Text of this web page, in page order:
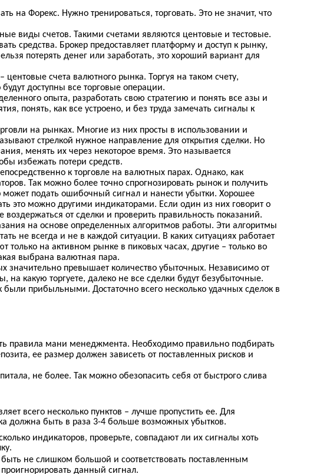
на Форекс. Нужно тренироваться, торговать. Это не значит, что
виды счетов. Такими счетами являются центовые и тестовые.
средства. Брокер предоставляет платформу и доступ к рынку,
потерять денег или заработать, это хороший вариант для
счета валютного рынка. Торгуя на таком счету,
доступны все торговые операции.
опыта, разработать свою стратегию и понять все азы и
понять, как все устроено, и без труда замечать сигналы к
на рынках. Многие из них просты в использовании и
стрелкой нужное направление для открытия сделки. Но
менять их через некоторое время. Это называется
избежать потери средств.
к торговле на валютных парах. Однако, как
Так можно более точно спрогнозировать рынок и получить
подать ошибочный сигнал и нанести убытки. Хорошее
это можно другими индикаторами. Если один из них говорит о
от сделки и проверить правильность показаний.
на основе определенных алгоритмов работы. Эти алгоритмы
не всегда и не в каждой ситуации. В каких ситуациях работает
только на активном рынке в пиковых часах, другие – только во
выбрана валютная пара.
значительно превышает количество убыточных. Независимо от
какую торгуете, далеко не все сделки будут безубыточные.
прибыльными. Достаточно всего несколько удачных сделок в
правила мани менеджмента. Необходимо правильно подбирать
ее размер должен зависеть от поставленных рисков и
не более. Так можно обезопасить себя от быстрого слива
всего несколько пунктов – лучше пропустить ее. Для
должна быть в раза 3-4 больше возможных убытков.
индикаторов, проверьте, совпадают ли их сигналы хоть
не слишком большой и соответствовать поставленным
данный сигнал.